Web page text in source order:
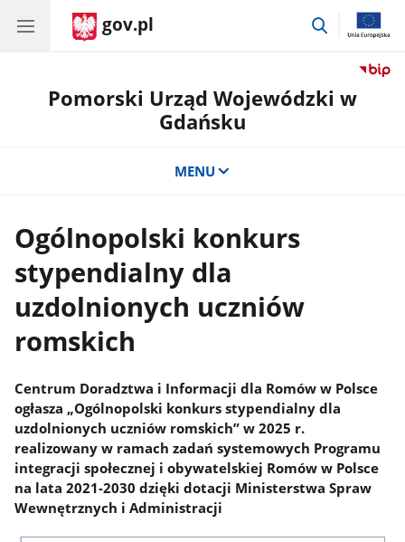
gov.pl
przejdź
Pomorski Urząd Wojewódzki w
Gdańsku
MENU
Ogólnopolski konkurs
stypendialny dla
uzdolnionych uczniów
romskich
Centrum Doradztwa i Informacji dla Romów w Polsce
ogłasza „Ogólnopolski konkurs stypendialny dla
uzdolnionych uczniów romskich” w 2025 r.
realizowany w ramach zadań systemowych Programu
integracji społecznej i obywatelskiej Romów w Polsce
na lata 2021-2030 dzięki dotacji Ministerstwa Spraw
Wewnętrznych i Administracji